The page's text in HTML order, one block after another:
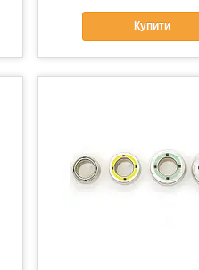
Купити